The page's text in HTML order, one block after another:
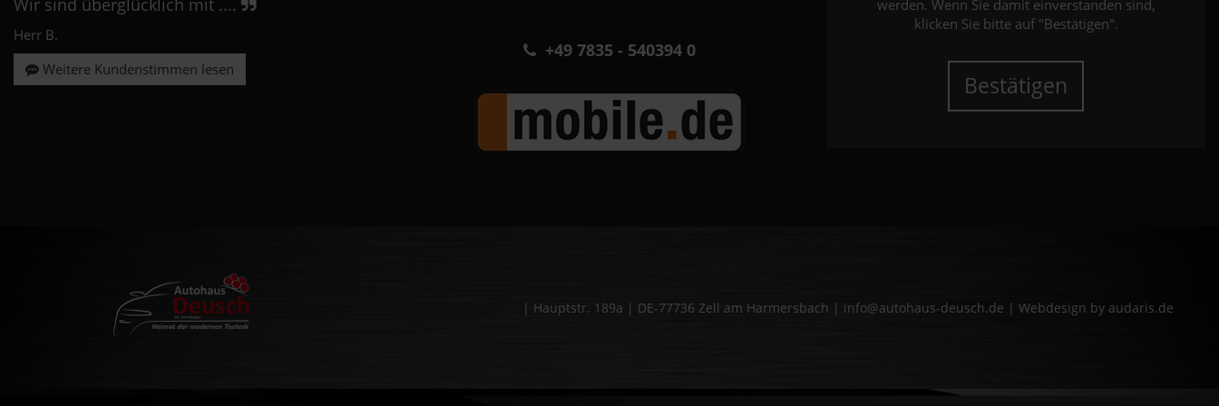
Wir sind überglücklich mit ....
Herr B.
Weitere Kundenstimmen lesen
+49 7835 - 540394 0
werden. Wenn Sie damit einverstanden sind,
klicken Sie bitte auf "Bestätigen".
Bestätigen
| Hauptstr. 189a | DE-77736 Zell am Harmersbach | info@autohaus-deusch.de | Webdesign by audaris.de